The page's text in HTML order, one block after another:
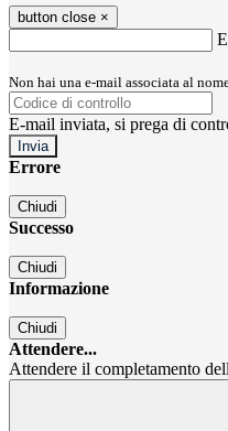
button close ×
Non hai una e-mail associata al
E-mail inviata, si prega di
Errore
Chiudi
Successo
Chiudi
Informazione
Chiudi
Attendere...
Attendere il completamento